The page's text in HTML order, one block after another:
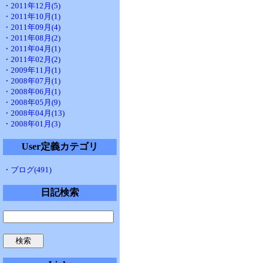
・2011年12月(5)
・2011年10月(1)
・2011年09月(4)
・2011年08月(2)
・2011年04月(1)
・2011年02月(2)
・2009年11月(1)
・2008年07月(1)
・2008年06月(1)
・2008年05月(9)
・2008年04月(13)
・2008年01月(3)
User定義カテゴリ
・ブログ(491)
日記検索